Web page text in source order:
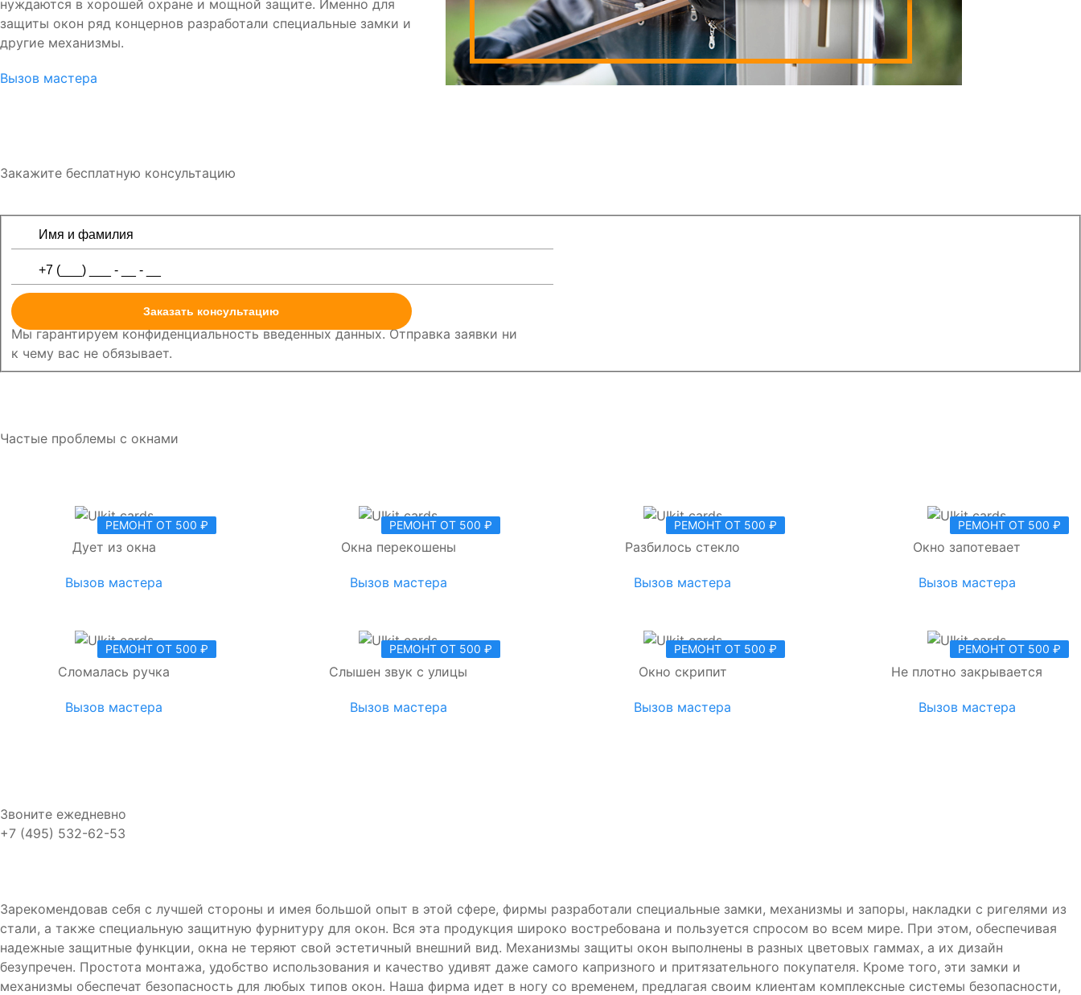
нуждаются в хорошей охране и мощной защите. Именно для
защиты окон ряд концернов разработали специальные замки и
другие механизмы.
Вызов мастера
Закажите бесплатную консультацию
Заказать консультацию
Мы гарантируем конфиденциальность введенных данных. Отправка заявки ни
к чему вас не обязывает.
Частые проблемы с окнами
РЕМОНТ ОТ 500 ₽
Дует из окна
Вызов мастера
РЕМОНТ ОТ 500 ₽
Окна перекошены
Вызов мастера
РЕМОНТ ОТ 500 ₽
Разбилось стекло
Вызов мастера
РЕМОНТ ОТ 500 ₽
Окно запотевает
Вызов мастера
РЕМОНТ ОТ 500 ₽
Сломалась ручка
Вызов мастера
РЕМОНТ ОТ 500 ₽
Слышен звук с улицы
Вызов мастера
РЕМОНТ ОТ 500 ₽
Окно скрипит
Вызов мастера
РЕМОНТ ОТ 500 ₽
Не плотно закрывается
Вызов мастера
Звоните ежедневно
+7 (495) 532-62-53
Зарекомендовав себя с лучшей стороны и имея большой опыт в этой сфере, фирмы разработали специальные замки, механизмы и запоры, накладки с ригелями из
стали, а также специальную защитную фурнитуру для окон. Вся эта продукция широко востребована и пользуется спросом во всем мире. При этом, обеспечивая
надежные защитные функции, окна не теряют свой эстетичный внешний вид. Механизмы защиты окон выполнены в разных цветовых гаммах, а их дизайн
безупречен. Простота монтажа, удобство использования и качество удивят даже самого капризного и притязательного покупателя. Кроме того, эти замки и
механизмы обеспечат безопасность для любых типов окон. Наша фирма идет в ногу со временем, предлагая своим клиентам комплексные системы безопасности,